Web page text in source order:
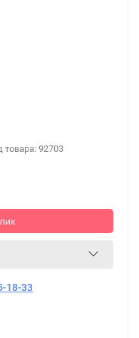
товара: 92703
18-33